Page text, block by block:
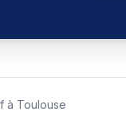
à Toulouse